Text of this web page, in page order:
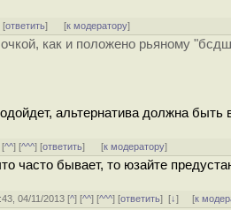
[ответить] [к модератору]
как и положено рьяному
альтернатива должна быть
[^^] [^^^] [ответить] [к модератору]
часто бывает, то юзайте
04/11/2013 [^] [^^] [^^^] [ответить][↓] [к